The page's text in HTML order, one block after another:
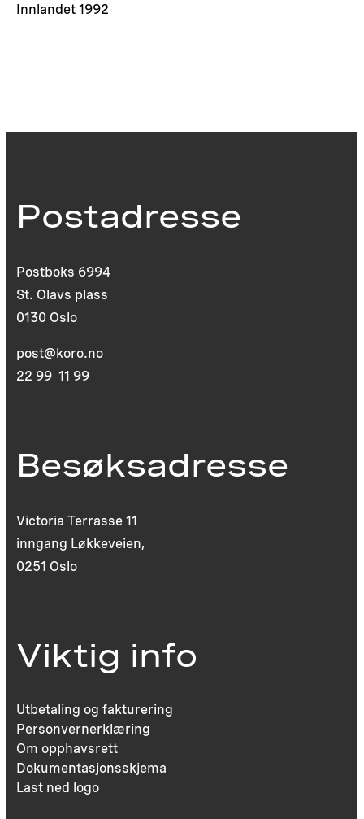
Innlandet 1992
Postadresse
Postboks 6994
St. Olavs plass
0130 Oslo
post@koro.no
22 99 11 99
Besøksadresse
Victoria Terrasse 11
inngang Løkkeveien,
0251 Oslo
Viktig info
Utbetaling og fakturering
Personvernerklæring
Om opphavsrett
Dokumentasjonsskjema
Last ned logo